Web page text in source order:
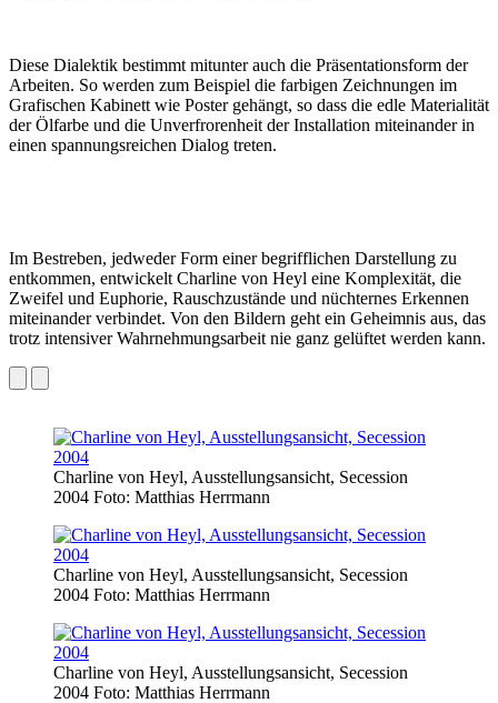
Diese Dialektik bestimmt mitunter auch die Präsentationsform der
Arbeiten. So werden zum Beispiel die farbigen Zeichnungen im
Grafischen Kabinett wie Poster gehängt, so dass die edle Materialität
der Ölfarbe und die Unverfrorenheit der Installation miteinander in
einen spannungsreichen Dialog treten.
Im Bestreben, jedweder Form einer begrifflichen Darstellung zu
entkommen, entwickelt Charline von Heyl eine Komplexität, die
Zweifel und Euphorie, Rauschzustände und nüchternes Erkennen
miteinander verbindet. Von den Bildern geht ein Geheimnis aus, das
trotz intensiver Wahrnehmungsarbeit nie ganz gelüftet werden kann.
Charline von Heyl, Ausstellungsansicht, Secession
2004 Foto: Matthias Herrmann
Charline von Heyl, Ausstellungsansicht, Secession
2004 Foto: Matthias Herrmann
Charline von Heyl, Ausstellungsansicht, Secession
2004 Foto: Matthias Herrmann